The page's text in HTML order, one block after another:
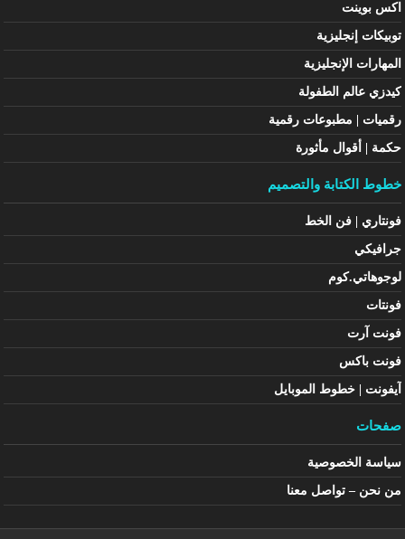
اكس بوينت
توبيكات إنجليزية
المهارات الإنجليزية
كيدزي عالم الطفولة
رقميات | مطبوعات رقمية
حكمة | أقوال مأثورة
خطوط الكتابة والتصميم
فونتاري | فن الخط
جرافيكي
لوجوهاتي.كوم
فونتات
فونت آرت
فونت باكس
آيفونت | خطوط الموبايل
صفحات
سياسة الخصوصية
من نحن – تواصل معنا